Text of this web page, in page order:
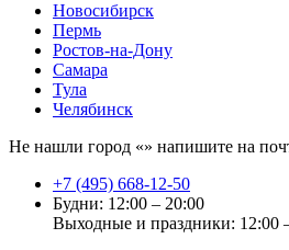
Новосибирск
Пермь
Ростов-на-Дону
Самара
Тула
Челябинск
Не нашли город «» напишите на
+7 (495) 668-12-50
Будни: 12:00 – 20:00
Выходные и праздники: 12:00